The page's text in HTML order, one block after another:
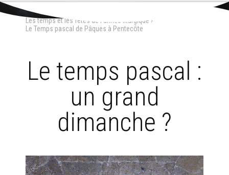
Aller
contenu.
Outils
personnels
Accueil
Les temps et les fêtes de l'année liturgique ›
Le Temps pascal de Pâques à Pentecôte
Le temps pascal :
un grand
dimanche ?